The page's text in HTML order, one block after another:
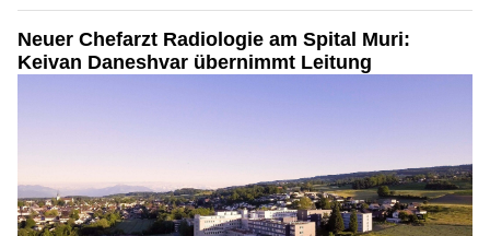
Neuer Chefarzt Radiologie am Spital Muri:
Keivan Daneshvar übernimmt Leitung